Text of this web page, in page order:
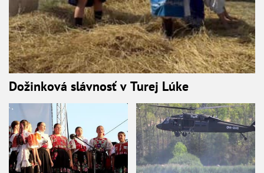
Dožinková slávnosť v Turej Lúke